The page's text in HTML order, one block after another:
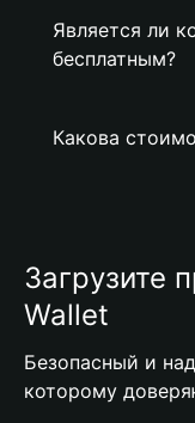
Является ли
бесплатным?
Какова
Загрузите
Wallet
Безопасный и
которому